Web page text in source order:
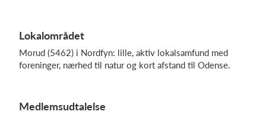
Lokalområdet
Morud (5462) i Nordfyn: lille, aktiv lokalsamfund med
foreninger, nærhed til natur og kort afstand til Odense.
Medlemsudtalelse